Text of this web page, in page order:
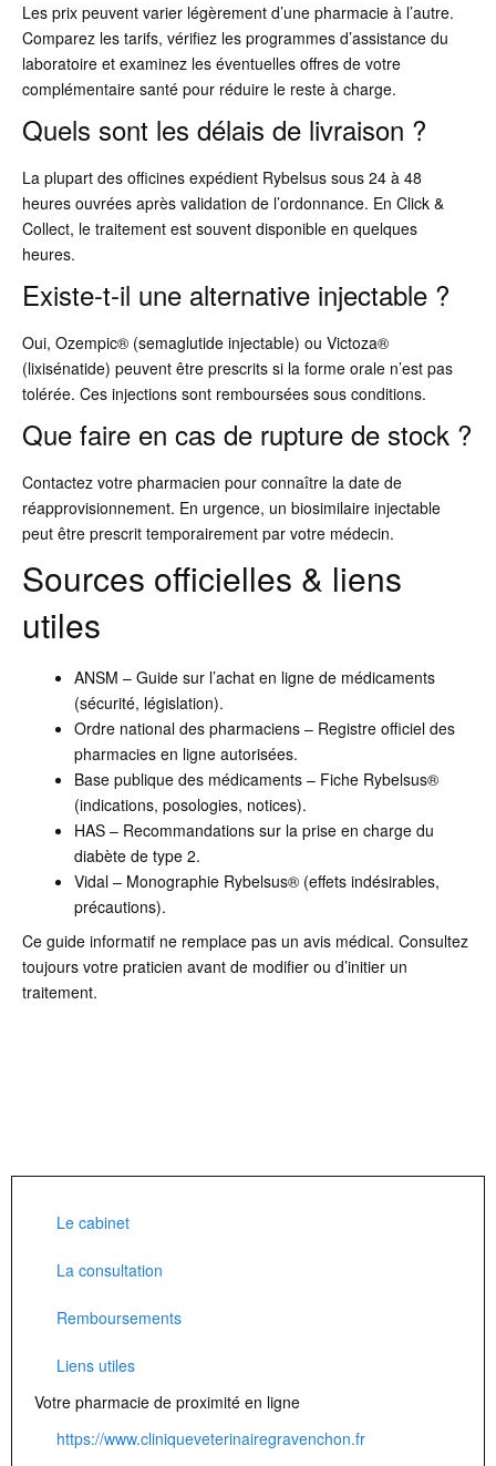
Les prix peuvent varier légèrement d’une pharmacie à l’autre.
Comparez les tarifs, vérifiez les programmes d’assistance du
laboratoire et examinez les éventuelles offres de votre
complémentaire santé pour réduire le reste à charge.
Quels sont les délais de livraison ?
La plupart des officines expédient Rybelsus sous 24 à 48
heures ouvrées après validation de l’ordonnance. En Click &
Collect, le traitement est souvent disponible en quelques
heures.
Existe-t-il une alternative injectable ?
Oui, Ozempic® (semaglutide injectable) ou Victoza®
(lixisénatide) peuvent être prescrits si la forme orale n’est pas
tolérée. Ces injections sont remboursées sous conditions.
Que faire en cas de rupture de stock ?
Contactez votre pharmacien pour connaître la date de
réapprovisionnement. En urgence, un biosimilaire injectable
peut être prescrit temporairement par votre médecin.
Sources officielles & liens
utiles
ANSM – Guide sur l’achat en ligne de médicaments
(sécurité, législation).
Ordre national des pharmaciens – Registre officiel des
pharmacies en ligne autorisées.
Base publique des médicaments – Fiche Rybelsus®
(indications, posologies, notices).
HAS – Recommandations sur la prise en charge du
diabète de type 2.
Vidal – Monographie Rybelsus® (effets indésirables,
précautions).
Ce guide informatif ne remplace pas un avis médical. Consultez
toujours votre praticien avant de modifier ou d’initier un
traitement.
Le cabinet
La consultation
Remboursements
Liens utiles
Votre pharmacie de proximité en ligne
https://www.cliniqueveterinairegravenchon.fr